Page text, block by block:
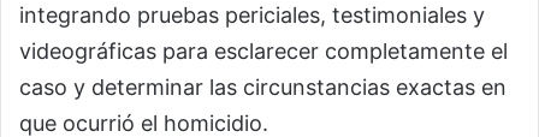
integrando pruebas periciales, testimoniales y
videográficas para esclarecer completamente el
caso y determinar las circunstancias exactas en
que ocurrió el homicidio.